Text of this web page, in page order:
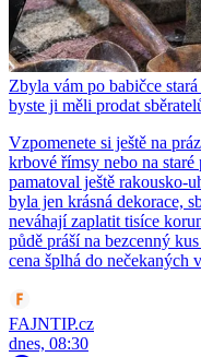
Zbyla vám po babičce
byste ji měli prodat
Vzpomenete si ještě na
krbové římsy nebo na
pamatoval ještě rakousko-
byla jen krásná dekorace,
neváhají zaplatit tisíce
půdě práší na bezcenný
cena šplhá do nečekaných
FAJNTIP.cz
dnes, 08:30